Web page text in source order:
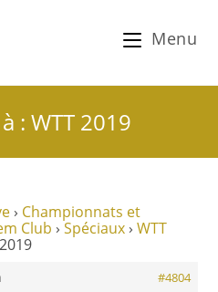
Menu
: WTT 2019
› Championnats et
Club › Spéciaux › WTT
#4804